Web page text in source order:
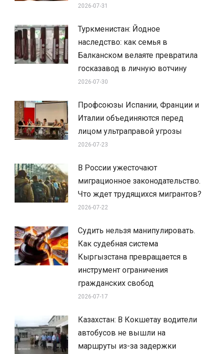
2026-07-31
Туркменистан: Йодное
наследство: как семья в
Балканском велаяте превратила
госказавод в личную вотчину
2026-07-30
Профсоюзы Испании, Франции и
Италии объединяются перед
лицом ультраправой угрозы
2026-07-23
В России ужесточают
миграционное законодательство.
Что ждет трудящихся мигрантов?
2026-07-22
Судить нельзя манипулировать.
Как судебная система
Кыргызстана превращается в
инструмент ограничения
гражданских свобод
2026-07-17
Казахстан: В Кокшетау водители
автобусов не вышли на
маршруты из-за задержки